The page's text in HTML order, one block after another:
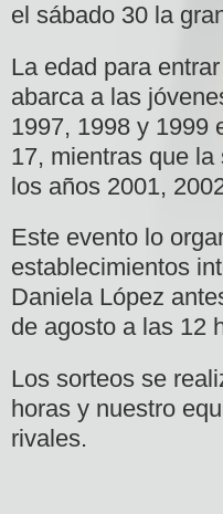
el sábado 30 la
La edad para
abarca a las
1997, 1998 y 1999
17, mientras que
los años 2001,
Este evento lo
establecimientos
Daniela López
de agosto a las 12
Los sorteos se
horas y nuestro
rivales.